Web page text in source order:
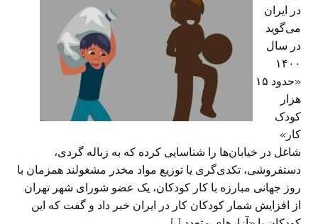
در ایران
می‌گوید
در سال
۱۴۰۰
«حدود ۱۵
هزار
کودک
کار»
شاغل در خیابان‌ها را شناسایی کرده که به زباله گردی،
دستفروشی،‌ تکدی‌گری یا توزیع مواد مخدر مشغولند همزمان با
روز جهانی مبارزه با کار کودکان،‌ یک عضو شورای شهر تهران
از افزایش شمار کودکان کار در ایران خبر داد و گفت که این